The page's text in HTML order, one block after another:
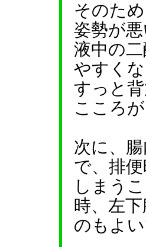
そのた
姿勢が
液中の
やすく
すっと
こころ
次に、
で、排
しまう
時、左
のもよ